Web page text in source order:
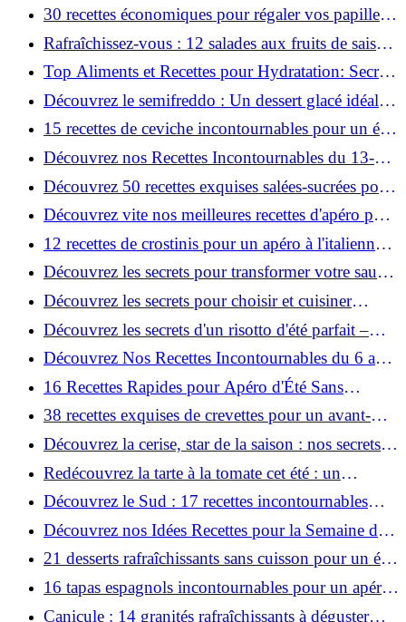
camping!
30 recettes économiques pour régaler vos papilles
en juillet !
Rafraîchissez-vous : 12 salades aux fruits de saison
incontournables !
Top Aliments et Recettes pour Hydratation: Secrets
d'Été Dévoilés!
Découvrez le semifreddo : Un dessert glacé idéal
pour l'été !
15 recettes de ceviche incontournables pour un été
savoureux !
Découvrez nos Recettes Incontournables du 13-19
Juillet : Menu Hebdomadaire Excitant!
Découvrez 50 recettes exquises salées-sucrées pour
sublimer vos fruits d'été!
Découvrez vite nos meilleures recettes d'apéro pour
un été parfait !
12 recettes de crostinis pour un apéro à l'italienne
irrésistible!
Découvrez les secrets pour transformer votre sauce
tomate maison !
Découvrez les secrets pour choisir et cuisiner
parfaitement l'aubergine !
Découvrez les secrets d'un risotto d'été parfait –
Recette facile et rapide !
Découvrez Nos Recettes Incontournables du 6 au
12 Juillet - À Tester Cette Semaine!
16 Recettes Rapides pour Apéro d'Été Sans
Cuisson ni Repos!
38 recettes exquises de crevettes pour un avant-
goût d'été!
Découvrez la cerise, star de la saison : nos secrets
de cuisine!
Redécouvrez la tarte à la tomate cet été : un
classique incontournable !
Découvrez le Sud : 17 recettes incontournables
pour un apéro provençal !
Découvrez nos Idées Recettes pour la Semaine du
29 Juin au 5 Juillet !
21 desserts rafraîchissants sans cuisson pour un été
gourmand!
16 tapas espagnols incontournables pour un apéro
réussi !
Canicule : 14 granités rafraîchissants à déguster